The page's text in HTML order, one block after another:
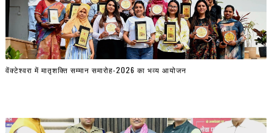
वेंक्टेश्वरा में मातृशक्ति सम्मान समारोह-2026 का भव्य आयोजन